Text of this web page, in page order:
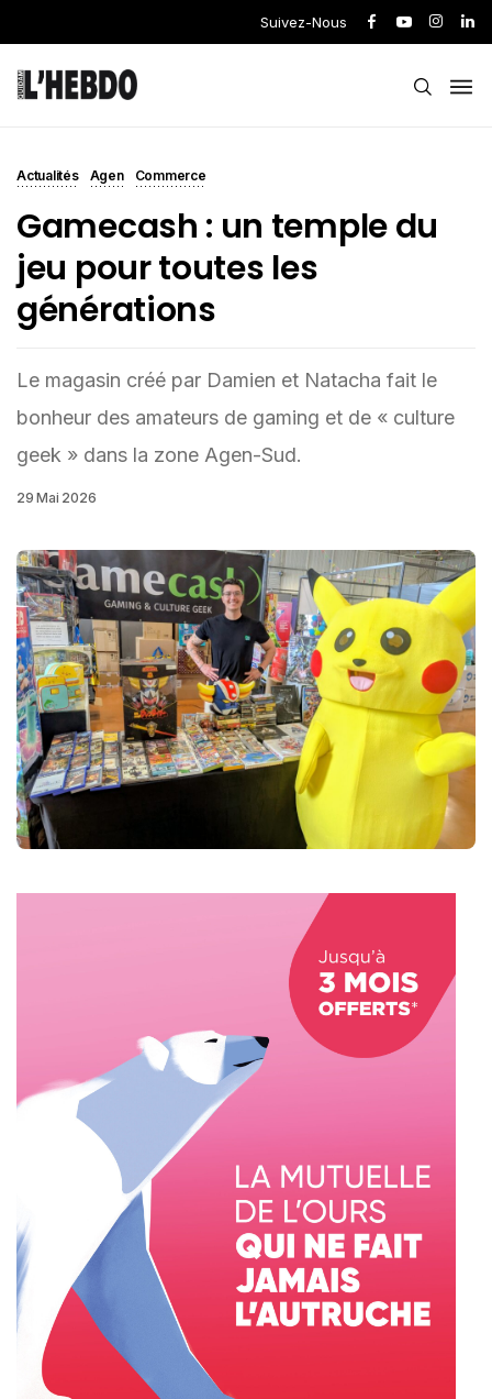
Suivez-Nous
Actualités Agen Commerce
Gamecash : un temple du
jeu pour toutes les
générations
Le magasin créé par Damien et Natacha fait le
bonheur des amateurs de gaming et de « culture
geek » dans la zone Agen-Sud.
29 Mai 2026